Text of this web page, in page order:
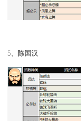
5、陈国汉